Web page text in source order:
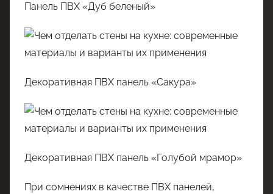
Панель ПВХ «Дуб беленый»
Декоративная ПВХ панель «Сакура»
Декоративная ПВХ панель «Голубой мрамор»
При сомнениях в качестве ПВХ панелей,